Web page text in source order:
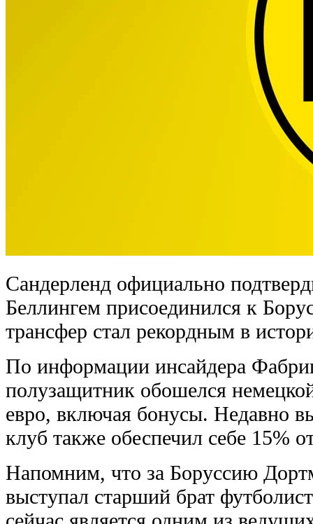
Сандерленд официально
Беллингем присоединился к
трансфер стал рекордным в
По информации инсайдера
полузащитник обошелся
евро, включая бонусы. Недавно
клуб также обеспечил себе 15%
Напомним, что за Боруссию
выступал старший брат